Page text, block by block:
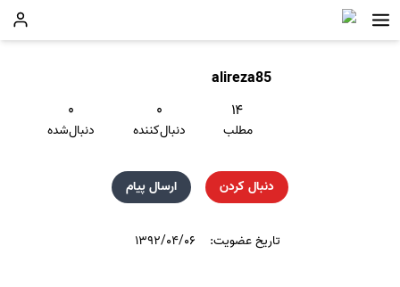
alireza85
۱۴
مطلب
۰
دنبال‌کننده
۰
دنبال‌شده
دنبال کردن ارسال پیام
تاریخ عضویت: ۱۳۹۲/۰۴/۰۶